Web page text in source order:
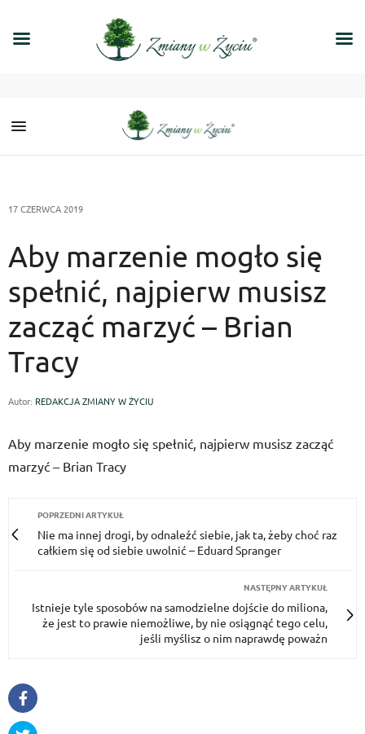
17 CZERWCA 2019
Aby marzenie mogło się
spełnić, najpierw musisz
zacząć marzyć – Brian
Tracy
Autor: REDAKCJA ZMIANY W ŻYCIU
Aby marzenie mogło się spełnić, najpierw musisz zacząć
marzyć – Brian Tracy
POPRZEDNI ARTYKUŁ
Nie ma innej drogi, by odnaleźć siebie, jak ta, żeby choć raz
całkiem się od siebie uwolnić – Eduard Spranger
NASTĘPNY ARTYKUŁ
Istnieje tyle sposobów na samodzielne dojście do miliona,
że jest to prawie niemożliwe, by nie osiągnąć tego celu,
jeśli myślisz o nim naprawdę poważn